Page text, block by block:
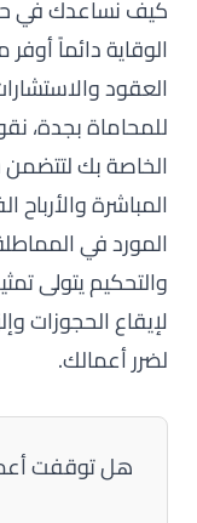
كيف نساعدك في
الوقاية دائماً
العقود
للمحاماة بجدة،
الخاصة بك لتتضمن
المباشرة والأرباح
المورد في
والتحكيميتولى
لإيقاع الحجوزات
لضرر أعمالك.
هل توقفت